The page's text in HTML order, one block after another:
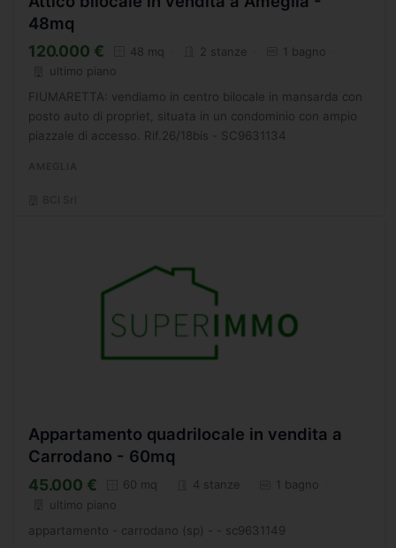
48mq
120.000 € 48 mq 2 stanze
1 bagno
ultimo piano
FIUMARETTA: vendiamo in centro bilocale in mansarda con
posto auto di propriet, situata in un condominio con ampio
piazzale di accesso. Rif.26/18bis - SC9631134
Appartamento quadrilocale in vendita a
Carrodano - 60mq
45.000 € 60 mq 4 stanze
1 bagno
ultimo piano
appartamento - carrodano (sp) - - sc9631149